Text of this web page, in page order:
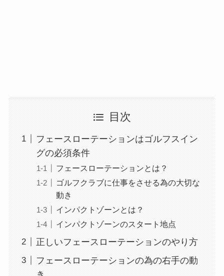
目次
フェースローテーションはゴルフスイン
グの必須条件
フェースローテーションとは？
ゴルフクラブに仕事をさせる為の大切な
動き
インパクトゾーンとは？
インパクトゾーンのスタート地点
正しいフェースローテーションのやり方
フェースローテーションの為の右手の動